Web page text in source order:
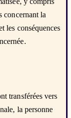
concernant la
les conséquences
transférées vers
la personne